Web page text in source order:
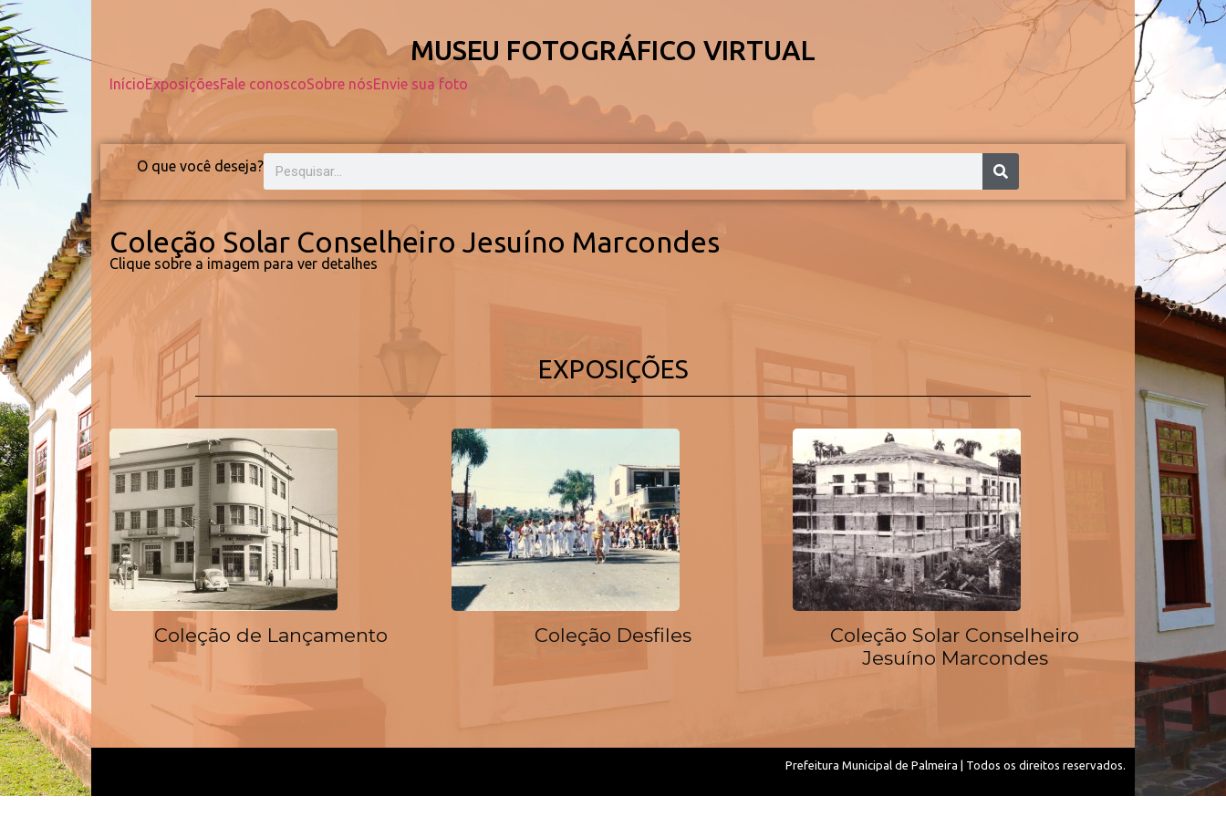
MUSEU FOTOGRÁFICO VIRTUAL
InícioExposiçõesFale conoscoSobre nósEnvie sua foto
O que você deseja?
Coleção Solar Conselheiro Jesuíno Marcondes
Clique sobre a imagem para ver detalhes
EXPOSIÇÕES
Coleção de Lançamento Coleção Desfiles
Coleção Solar Conselheiro
Jesuíno Marcondes
Prefeitura Municipal de Palmeira | Todos os direitos reservados.